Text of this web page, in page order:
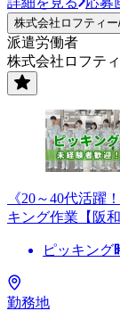
株式会社ロフティ
派遣労働者
株式会社ロフテ
《20～40代活
キング作業【阪
ピッキング
勤務地